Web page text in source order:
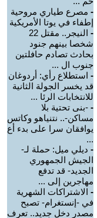
- مصرع طياري مروحية
إطفاء في يوتا الأمريكية
-
النيجر.. مقتل 22
شخصا بينهم جنود
بحادث تصادم حافلتين
جنوب ال ...
- استطلاع رأي: أردوغان
قد يخسر الجولة الثانية
للانتخابات الرئا ...
- -بنى تحتية بلا
مساكن-.. نتنياهو وكاتس
يوافقان سرا على بدء أع
...
- ديلي ميل: حملة لـ-
الجيش الجمهوري
الجديد- قد تدفع
مهاجرين إلى ...
- الاشتراكات الشهرية
في -إنستغرام- تصبح
مصدر دخل جديد.. تعرف